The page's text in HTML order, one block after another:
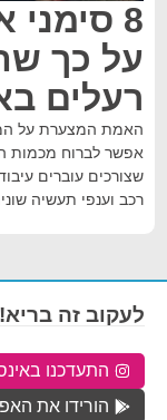
8
על כך
רעלים
האמת המצערת על
אפשר לברוח מכמות
שצורכים עוברים
רכב וענפי תעשיה
לעקוב זה בריא!
התעדכנו
הורידו את